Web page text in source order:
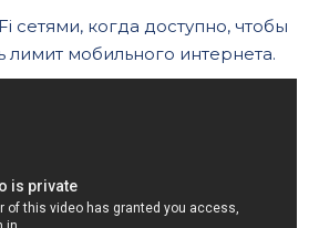
сетями, когда доступно, чтобы
лимит мобильного интернета.